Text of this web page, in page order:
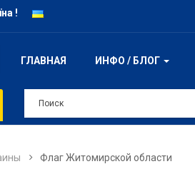
ГЛАВНАЯ ИНФО / БЛОГ
Флаг Житомирской области